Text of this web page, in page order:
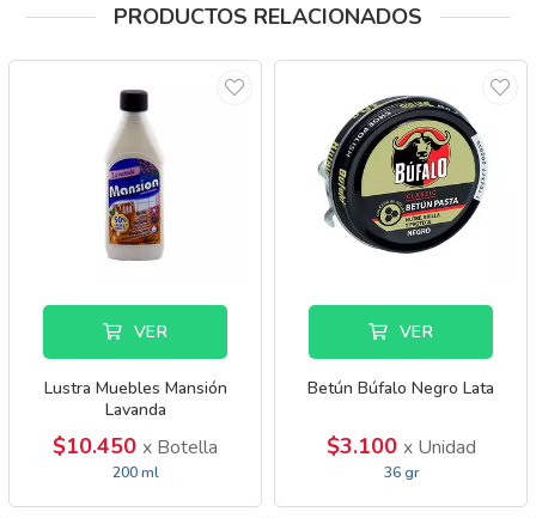
PRODUCTOS RELACIONADOS
VER
Lustra Muebles Mansión
Lavanda
$10.450 x Botella
200 ml
VER
Betún Búfalo Negro Lata
$3.100 x Unidad
36 gr